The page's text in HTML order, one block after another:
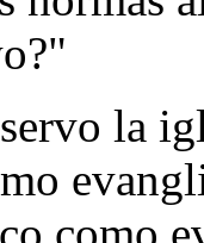
la